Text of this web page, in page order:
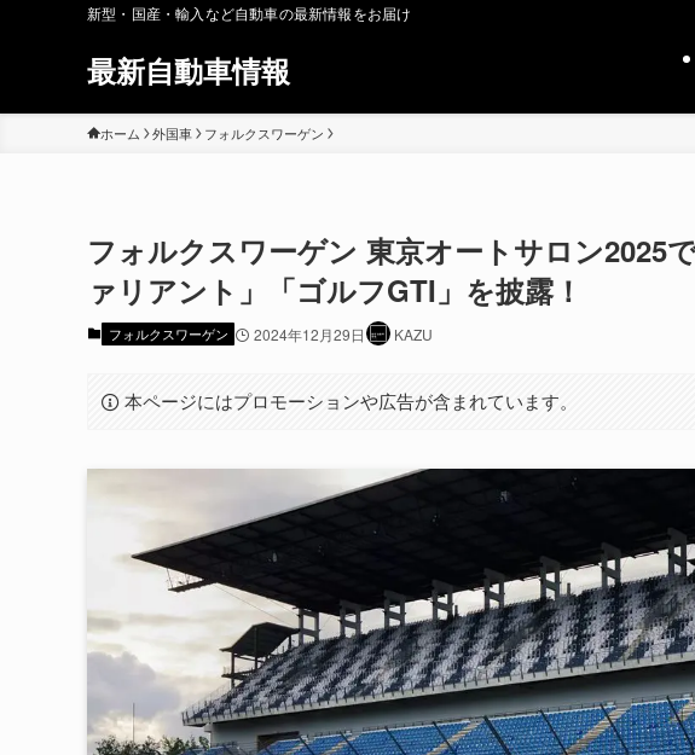
新型・国産・輸入など自動車の最新情報をお届け
最新自動車情報
ホーム 外国車 フォルクスワーゲン
フォルクスワーゲン 東京オートサロン2025
ァリアント」「ゴルフGTI」を披露！
フォルクスワーゲン 2024年12月29日 KAZU
本ページにはプロモーションや広告が含まれています。